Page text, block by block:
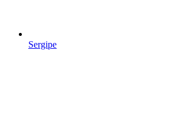
Sergipe